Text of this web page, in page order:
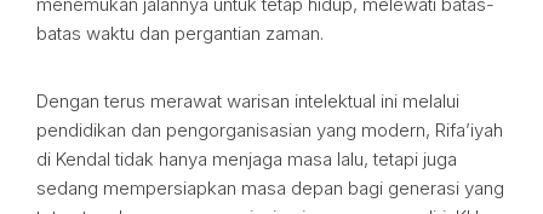
batas waktu dan pergantian zaman.
Dengan terus merawat warisan intelektual ini melalui
pendidikan dan pengorganisasian yang modern, Rifa’iyah
di Kendal tidak hanya menjaga masa lalu, tetapi juga
sedang mempersiapkan masa depan bagi generasi yang